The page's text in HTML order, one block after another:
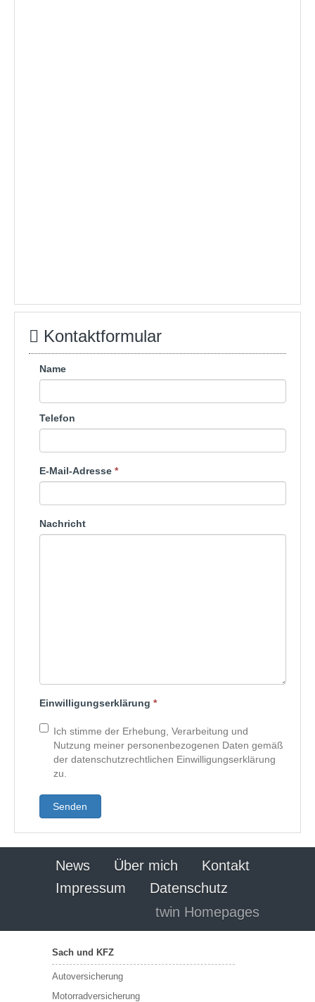
Kontaktformular
Name
Telefon
E-Mail-Adresse *
Nachricht
Einwilligungserklärung *
Ich stimme der Erhebung, Verarbeitung und
Nutzung meiner personenbezogenen Daten gemäß
der datenschutzrechtlichen Einwilligungserklärung
zu.
Senden
News Über mich
Kontakt
Impressum
Datenschutz
twin Homepages
Sach und KFZ
Autoversicherung
Motorradversicherung